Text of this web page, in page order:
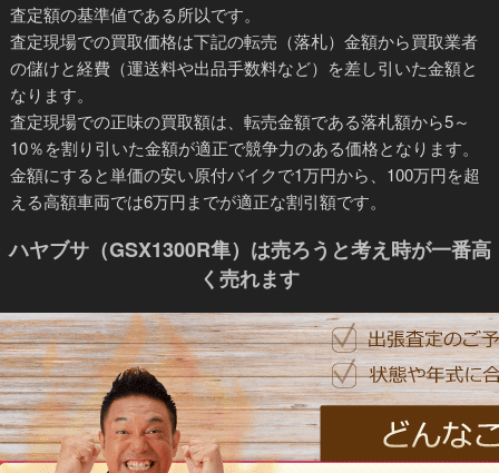
査定額の基準値である所以です。
査定現場での買取価格は下記の転売（落札）金額から買取業者
の儲けと経費（運送料や出品手数料など）を差し引いた金額と
なります。
査定現場での正味の買取額は、転売金額である落札額から5～
10％を割り引いた金額が適正で競争力のある価格となります。
金額にすると単価の安い原付バイクで1万円から、100万円を超
える高額車両では6万円までが適正な割引額です。
ハヤブサ（GSX1300R隼）は売ろうと考え時が一番高
く売れます